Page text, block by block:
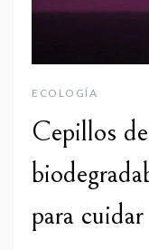
ECOLOGÍA
Cepillos
para